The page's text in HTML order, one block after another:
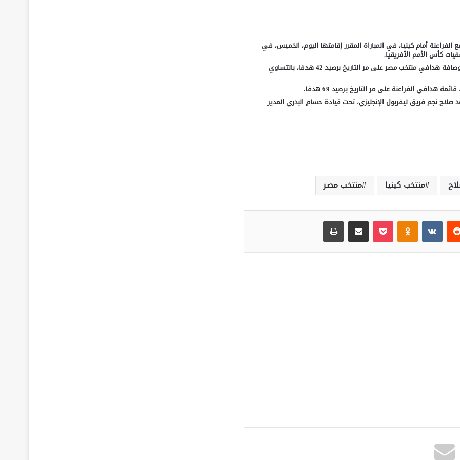
أمام كينيا، في المباراة المقرر إقامتها اليوم، الخميس، في
كأس الأمم الأفريقيا.
ويحتاج محمد صلاح إلى هدف في مباراة اليوم، ليرتقي إلى وصافة هدافي منتخب مصر على مر التاريخ برصيد 42 هدفا، بالتساوي
الفراعنة على مر التاريخ برصيد 69 هدفا.
صلاح نجم فريق ليفربول الإنجليزي، تحت قيادة حسام البدري المدير
منتخب كينيا منتخب مصر
بوكيت